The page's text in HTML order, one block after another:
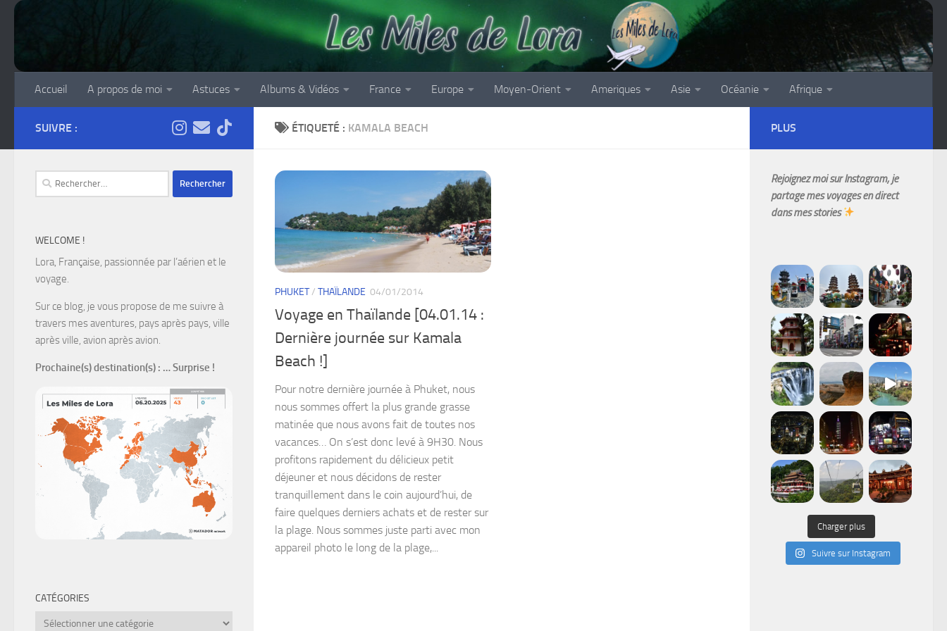
Accueil A propos de moi Astuces Albums & Vidéos France Europe Moyen-Orient Ameriques Asie Océanie Afrique
ÉTIQUETÉ : KAMALA BEACH
PHUKET/ THAÏLANDE 04/01/2014
Voyage en Thaïlande [04.01.14 :
Dernière journée sur Kamala
Beach !]
Pour notre dernière journée à Phuket, nous
nous sommes offert la plus grande grasse
matinée que nous avons fait de toutes nos
vacances… On s’est donc levé à 9H30. Nous
profitons rapidement du délicieux petit
déjeuner et nous décidons de rester
tranquillement dans le coin aujourd’hui, de
faire quelques derniers achats et de rester sur
la plage. Nous sommes juste parti avec mon
appareil photo le long de la plage,...
SUIVRE :
Rechercher :
WELCOME !
Lora, Française, passionnée par l’aérien et le
voyage.
Sur ce blog, je vous propose de me suivre à
travers mes aventures, pays après pays, ville
après ville, avion après avion.
Prochaine(s) destination(s) : … Surprise !
CATÉGORIES
Catégories
PLUS
Rejoignez moi sur Instagram, je
partage mes voyages en direct
dans mes stories
Charger plus
Suivre sur Instagram